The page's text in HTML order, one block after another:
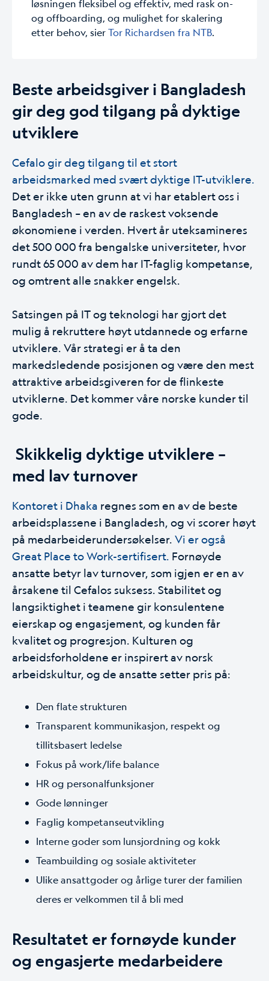
løsningen fleksibel og effektiv, med rask on-
og offboarding, og mulighet for skalering
etter behov, sierTor Richardsen fra NTB.
Beste arbeidsgiver i Bangladesh
gir deg god tilgang på dyktige
utviklere
Cefalo gir deg tilgang til et stort
arbeidsmarked med svært dyktige IT-utviklere.
Det er ikke uten grunn at vi har etablert oss i
Bangladesh – en av de raskest voksende
økonomiene i verden. Hvert år uteksamineres
det 500 000 fra bengalske universiteter, hvor
rundt 65 000 av dem har IT-faglig kompetanse,
og omtrent alle snakker engelsk.
Satsingen på IT og teknologi har gjort det
mulig å rekruttere høyt utdannede og erfarne
utviklere. Vår strategi er å ta den
markedsledende posisjonen og være den mest
attraktive arbeidsgiveren for de flinkeste
utviklerne. Det kommer våre norske kunder til
gode.
Skikkelig dyktige utviklere –
med lav turnover
Kontoret i Dhaka regnes som en av de beste
arbeidsplassene i Bangladesh, og vi scorer høyt
på medarbeiderundersøkelser. Vi er også
Great Place to Work-sertifisert. Fornøyde
ansatte betyr lav turnover, som igjen er en av
årsakene til Cefalos suksess. Stabilitet og
langsiktighet i teamene gir konsulentene
eierskap og engasjement, og kunden får
kvalitet og progresjon. Kulturen og
arbeidsforholdene er inspirert av norsk
arbeidskultur, og de ansatte setter pris på:
Den flate strukturen
Transparent kommunikasjon, respekt og
tillitsbasert ledelse
Fokus på work/life balance
HR og personalfunksjoner
Gode lønninger
Faglig kompetanseutvikling
Interne goder som lunsjordning og kokk
Teambuilding og sosiale aktiviteter
Ulike ansattgoder og årlige turer der familien
deres er velkommen til å bli med
Resultatet er fornøyde kunder
og engasjerte medarbeidere